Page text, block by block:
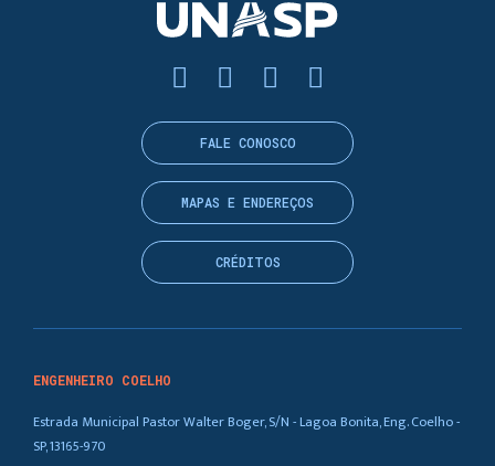
ENGENHEIRO COELHO
Estrada Municipal Pastor Walter Boger, S/N - Lagoa Bonita, Eng. Coelho -
SP, 13165-970
FALE CONOSCO
MAPAS E ENDEREÇOS
CRÉDITOS